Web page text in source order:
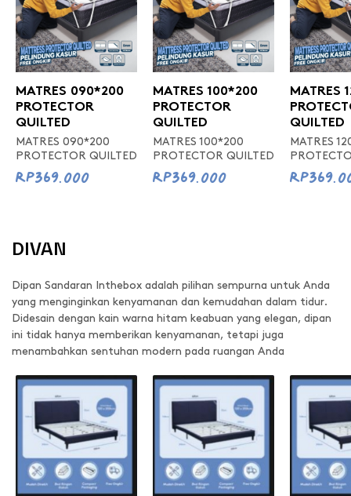
MATRES 090*200
PROTECTOR
QUILTED
MATRES 090*200
PROTECTOR QUILTED
Rp369.000
MATRES 100*200
PROTECTOR
QUILTED
MATRES 100*200
PROTECTOR QUILTED
Rp369.000
MATRES
QUILTED
MATRES
DIVAN
Dipan Sandaran Inthebox adalah pilihan sempurna untuk Anda
yang menginginkan kenyamanan dan kemudahan dalam tidur.
Didesain dengan kain warna hitam keabuan yang elegan, dipan
ini tidak hanya memberikan kenyamanan, tetapi juga
menambahkan sentuhan modern pada ruangan Anda